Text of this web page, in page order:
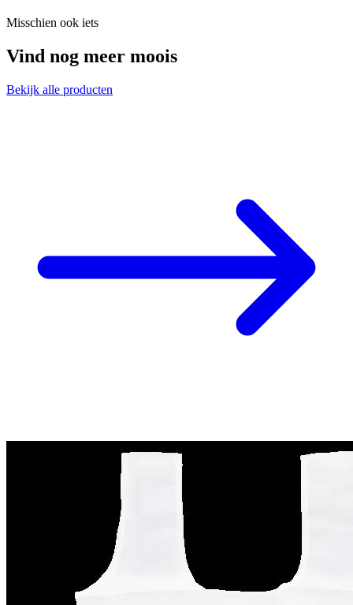
Misschien ook iets
Vind nog meer moois
Bekijk alle producten